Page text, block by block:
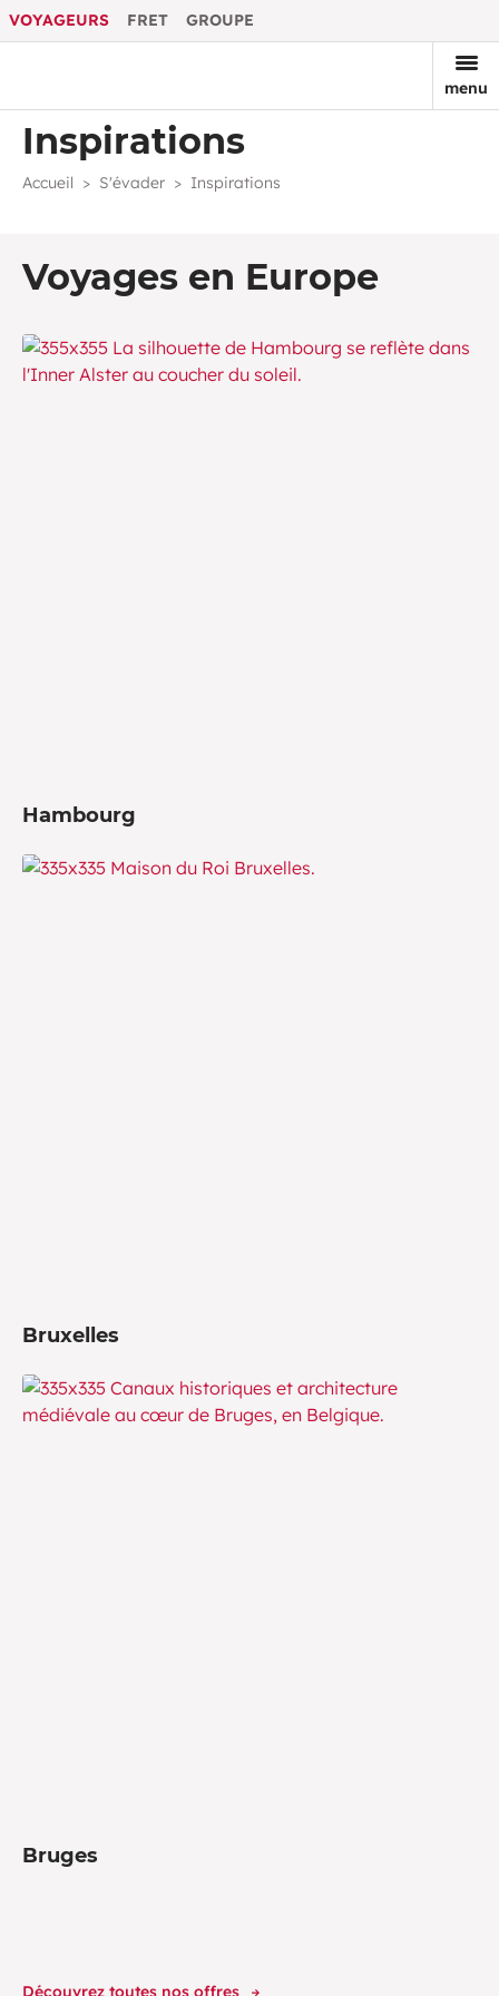
VOYAGEURS FRET GROUPE
menu
Inspirations
Accueil S'évader Inspirations
Voyages en Europe
Hambourg
Bruxelles
Bruges
Découvrez toutes nos offres